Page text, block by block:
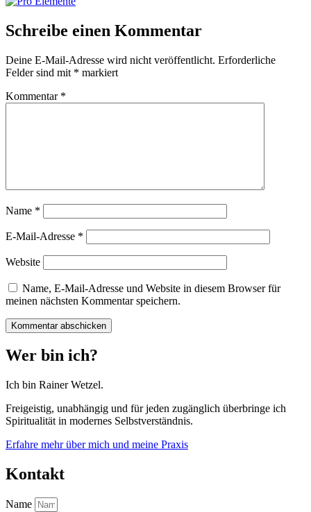
Schreibe einen Kommentar
Deine E-Mail-Adresse wird nicht veröffentlicht. Erforderliche
Felder sind mit * markiert
Kommentar *
Name *
E-Mail-Adresse *
Website
Name, E-Mail-Adresse und Website in diesem Browser für
meinen nächsten Kommentar speichern.
Wer bin ich?
Ich bin Rainer Wetzel.
Freigeistig, unabhängig und für jeden zugänglich überbringe ich
Spiritualität in modernes Selbstverständnis.
Erfahre mehr über mich und meine Praxis
Kontakt
Name